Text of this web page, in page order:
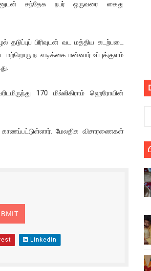
கலந்துகொள்ளுமாறு
நாடாளுமன்றத்தில் பகிரங்க கேள்வி
நடந்தது என்ன
பிரதேசவாசிகள்!
வழங்கப்பட்ட தண்டனை
நினைவெழுச்சி நாள் - 26.09.2021
நீதி கேட்டு நடைபெற்ற கவனயீர்ப்புப்
சந்தேக நபர் ஒருவரை கைது
பிரிவுடன் வட மத்திய கடற்படை
நடவடிக்கை மன்னார் உப்புக்குளம்
170 மில்லிகிராம் ஹெரோயின்
மேலதிக விசாரணைகள்
Linkedin